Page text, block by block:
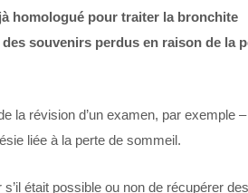
homologué pour traiter la bronchite
souvenirs perdus en raison de la
la révision d’un examen, par exemple –
liée à la perte de sommeil.
était possible ou non de récupérer des